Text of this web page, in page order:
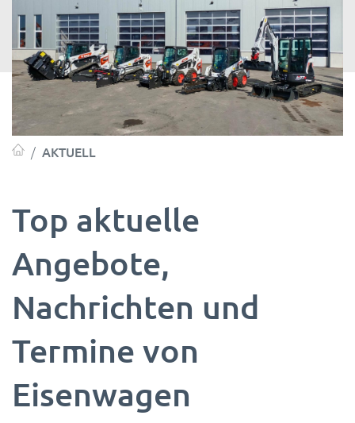
AKTUELL
Top aktuelle
Angebote,
Nachrichten und
Termine von
Eisenwagen